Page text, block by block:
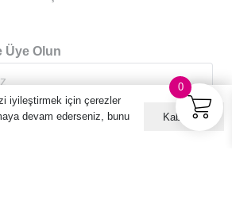
Üye Olun
0
iyileştirmek için çerezler
devam ederseniz, bunu
Kabul ET